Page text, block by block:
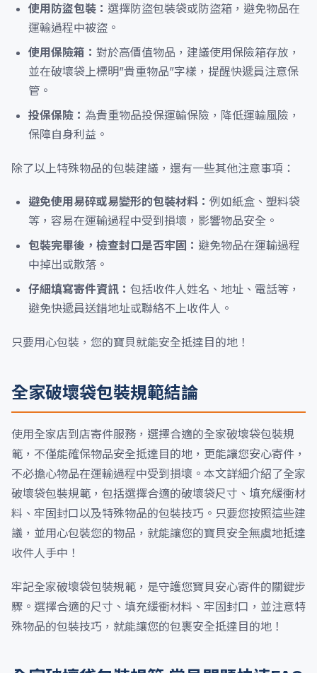
使用防盜包裝： 選擇防盜包裝袋或防盜箱，避免物品在
運輸過程中被盜。
使用保險箱： 對於高價值物品，建議使用保險箱存放，
並在破壞袋上標明”貴重物品”字樣，提醒快遞員注意保
管。
投保保險： 為貴重物品投保運輸保險，降低運輸風險，
保障自身利益。
除了以上特殊物品的包裝建議，還有一些其他注意事項：
避免使用易碎或易變形的包裝材料： 例如紙盒、塑料袋
等，容易在運輸過程中受到損壞，影響物品安全。
包裝完畢後，檢查封口是否牢固： 避免物品在運輸過程
中掉出或散落。
仔細填寫寄件資訊： 包括收件人姓名、地址、電話等，
避免快遞員送錯地址或聯絡不上收件人。
只要用心包裝，您的寶貝就能安全抵達目的地！
全家破壞袋包裝規範結論
使用全家店到店寄件服務，選擇合適的全家破壞袋包裝規
範，不僅能確保物品安全抵達目的地，更能讓您安心寄件，
不必擔心物品在運輸過程中受到損壞。本文詳細介紹了全家
破壞袋包裝規範，包括選擇合適的破壞袋尺寸、填充緩衝材
料、牢固封口以及特殊物品的包裝技巧。只要您按照這些建
議，並用心包裝您的物品，就能讓您的寶貝安全無虞地抵達
收件人手中！
牢記全家破壞袋包裝規範，是守護您寶貝安心寄件的關鍵步
驟。選擇合適的尺寸、填充緩衝材料、牢固封口，並注意特
殊物品的包裝技巧，就能讓您的包裹安全抵達目的地！